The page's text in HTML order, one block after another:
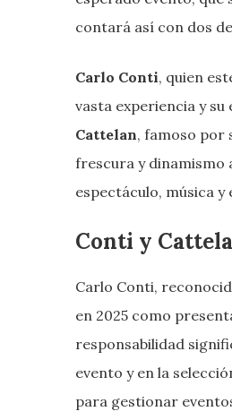
contará así con dos
Carlo Conti, quien
vasta experiencia y
Cattelan, famoso por
frescura y dinamismo
espectáculo, música y
Conti y
Carlo Conti,
en 2025 como
responsabilidad
evento y en la
para gestionar